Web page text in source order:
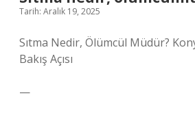
Tarih: Aralık 19, 2025
Sıtma Nedir, Ölümcül Müdür?
Bakış Açısı
—